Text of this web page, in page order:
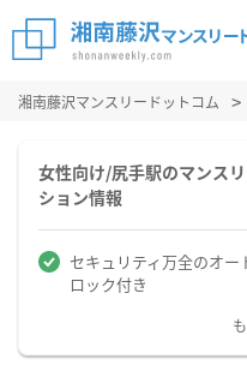
湘南藤沢マンスリードットコム
女性向け/尻手駅のマンス
ション情報
セキュリティ万全のオー
ロック付き